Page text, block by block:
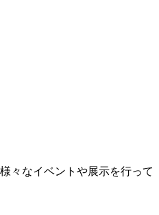
々なイベントや展示を行って